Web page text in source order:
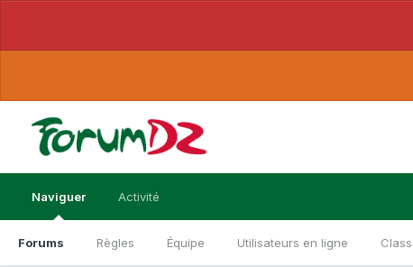
Naviguer
Forums Règles Équipe Utilisateurs en ligne
Activité